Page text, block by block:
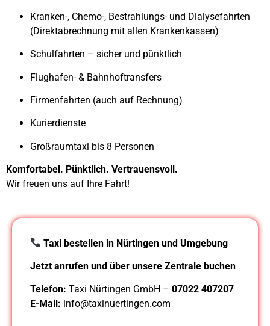
Kranken-, Chemo-, Bestrahlungs- und Dialysefahrten
(Direktabrechnung mit allen Krankenkassen)
Schulfahrten – sicher und pünktlich
Flughafen- & Bahnhoftransfers
Firmenfahrten (auch auf Rechnung)
Kurierdienste
Großraumtaxi bis 8 Personen
Komfortabel. Pünktlich. Vertrauensvoll.
Wir freuen uns auf Ihre Fahrt!
Taxi bestellen in Nürtingen und Umgebung
Jetzt anrufen und über unsere Zentrale buchen
Telefon: Taxi Nürtingen GmbH – 07022 407207
E-Mail: info@taxinuertingen.com